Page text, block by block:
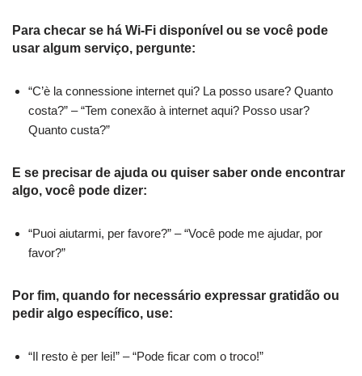
Para checar se há Wi-Fi disponível ou se você pode
usar algum serviço, pergunte:
“C’è la connessione internet qui? La posso usare? Quanto
costa?” – “Tem conexão à internet aqui? Posso usar?
Quanto custa?”
E se precisar de ajuda ou quiser saber onde encontrar
algo, você pode dizer:
“Puoi aiutarmi, per favore?” – “Você pode me ajudar, por
favor?”
Por fim, quando for necessário expressar gratidão ou
pedir algo específico, use:
“Il resto è per lei!” – “Pode ficar com o troco!”